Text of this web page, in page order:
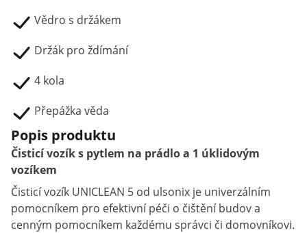
Vědro s držákem
Držák pro ždímání
4 kola
Přepážka věda
Popis produktu
Čisticí vozík s pytlem na prádlo a 1 úklidovým
vozíkem
Čisticí vozík UNICLEAN 5 od ulsonix je univerzálním
pomocníkem pro efektivní péči o čištění budov a
cenným pomocníkem každému správci či domovníkovi.